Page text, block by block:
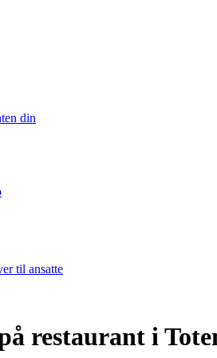
din
til ansatte
restaurant i